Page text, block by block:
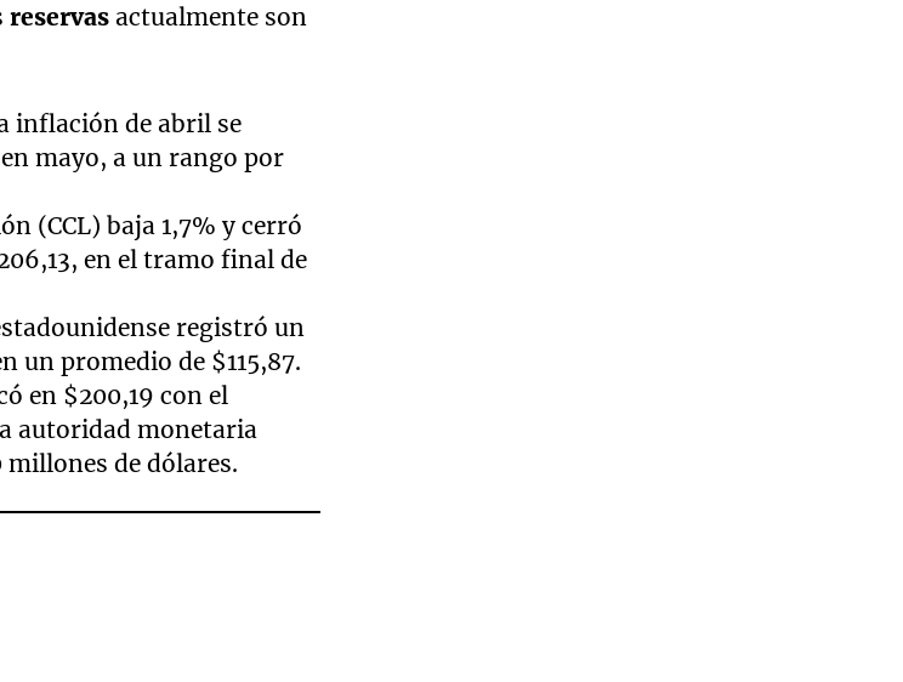
reservasactualmente son
inflación de abril se
mayo, a un rango por
(CCL) baja 1,7% y cerró
en el tramo final de
registró un
un promedio de $115,87.
en $200,19 con el
autoridad monetaria
de dólares.